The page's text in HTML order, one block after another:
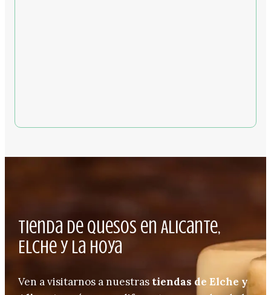
Tienda de quesos en Alicante,
Elche y La Hoya
Ven a visitarnos a nuestras tiendas de Elche y